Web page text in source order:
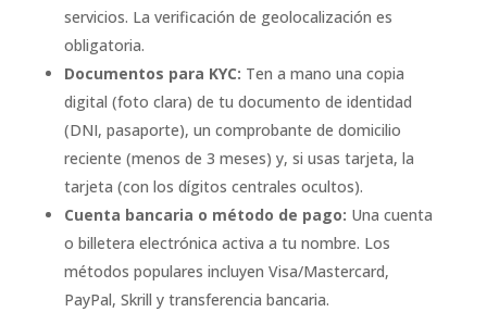
servicios. La verificación de geolocalización es
obligatoria.
Documentos para KYC: Ten a mano una copia
digital (foto clara) de tu documento de identidad
(DNI, pasaporte), un comprobante de domicilio
reciente (menos de 3 meses) y, si usas tarjeta, la
tarjeta (con los dígitos centrales ocultos).
Cuenta bancaria o método de pago: Una cuenta
o billetera electrónica activa a tu nombre. Los
métodos populares incluyen Visa/Mastercard,
PayPal, Skrill y transferencia bancaria.